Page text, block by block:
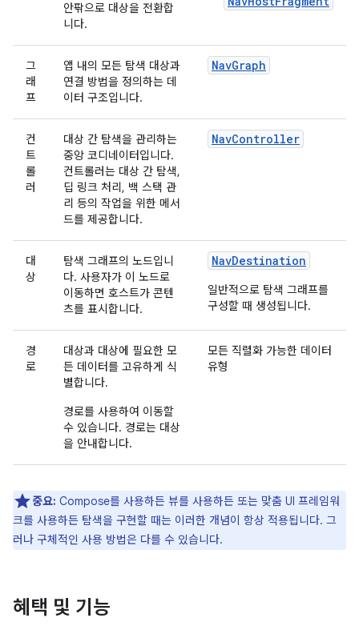
안팎으로 대상을 전환합
니다.
그
래
프
앱 내의 모든 탐색 대상과
연결 방법을 정의하는 데
이터 구조입니다.
NavGraph
컨
트
롤
러
대상 간 탐색을 관리하는
중앙 코디네이터입니다.
컨트롤러는 대상 간 탐색,
딥 링크 처리, 백 스택 관
리 등의 작업을 위한 메서
드를 제공합니다.
NavController
대
상
탐색 그래프의 노드입니
다. 사용자가 이 노드로
이동하면 호스트가 콘텐
츠를 표시합니다.
NavDestination
일반적으로 탐색 그래프를
구성할 때 생성됩니다.
경
로
대상과 대상에 필요한 모
든 데이터를 고유하게 식
별합니다.
경로를 사용하여 이동할
수 있습니다. 경로는 대상
을 안내합니다.
모든 직렬화 가능한 데이터
유형
중요: Compose를 사용하든 뷰를 사용하든 또는 맞춤 UI 프레임워
크를 사용하든 탐색을 구현할 때는 이러한 개념이 항상 적용됩니다. 그
러나 구체적인 사용 방법은 다를 수 있습니다.
혜택 및 기능